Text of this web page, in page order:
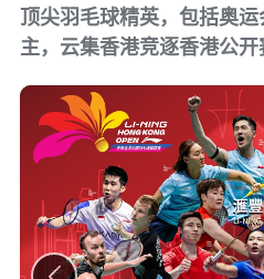
顶尖羽毛球精英，包括奥
主，云集香港竞逐香港公开